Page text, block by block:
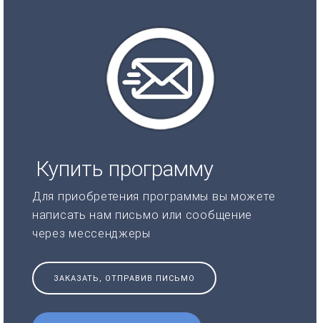
Купить программу
Для приобретения программы вы можете
написать нам письмо или сообщение
через мессенджеры
ЗАКАЗАТЬ, ОТПРАВИВ ПИСЬМО